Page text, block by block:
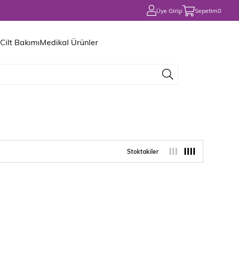
Üye Girişi Sepetim0
Cilt BakımıMedikal Ürünler
Stoktakiler